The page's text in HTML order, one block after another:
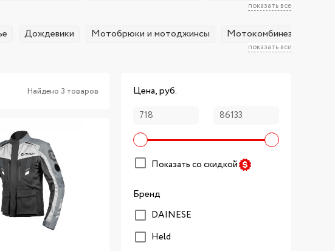
показать все
показать все
Дождевики Мотобрюки и мотоджинсы Мотокомбинезоны
Найдено 3 товаров Цена, руб.
Показать со скидкой
Бренд
DAINESE
Held